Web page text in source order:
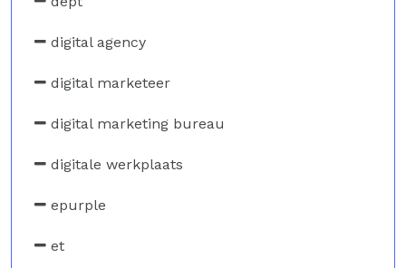
digital agency
digital marketeer
digital marketing bureau
digitale werkplaats
epurple
et